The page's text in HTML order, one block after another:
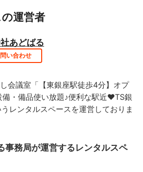
よっては、当社の判断により、利用
は致しかねますので、予めご了承く
申込者、利用者等のご本人確認に関
くことがございます。内容によって
る場合もありますので、予めご了承
防犯カメラを設置させて頂いており
）などにより、近隣の方や警察から
合は、利用を中止していただきま
は致しかねますので、予めご了承下
運営者
あどばる
い合わせ
会議室「【東銀座駅徒歩4分】オプ
備・備品使い放題♪便利な駅近♥TS銀
レンタルスペースを運営しておりま
事務局が運営するレンタルスペ